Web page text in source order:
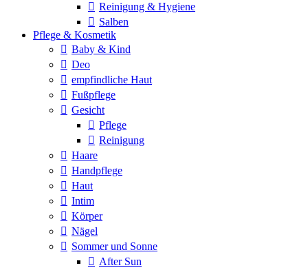
Reinigung & Hygiene
Salben
Pflege & Kosmetik
Baby & Kind
Deo
empfindliche Haut
Fußpflege
Gesicht
Pflege
Reinigung
Haare
Handpflege
Haut
Intim
Körper
Nägel
Sommer und Sonne
After Sun